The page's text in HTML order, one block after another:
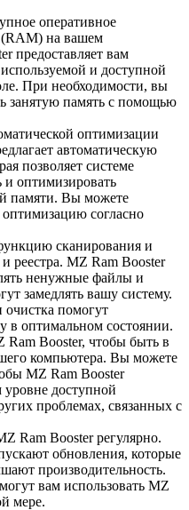
оперативное
(RAM) на вашем
предоставляет вам
и доступной
При необходимости, вы
занятую память с помощью
оптимизации
автоматическую
позволяет системе
и оптимизировать
памяти. Вы можете
согласно
сканирования и
реестра. MZ Ram Booster
ненужные файлы и
замедлять вашу систему.
очистка помогут
в оптимальном состоянии.
Ram Booster, чтобы быть в
компьютера. Вы можете
MZ Ram Booster
уровне доступной
проблемах, связанных с
Ram Booster регулярно.
обновления, которые
производительность.
вам использовать MZ
мере.